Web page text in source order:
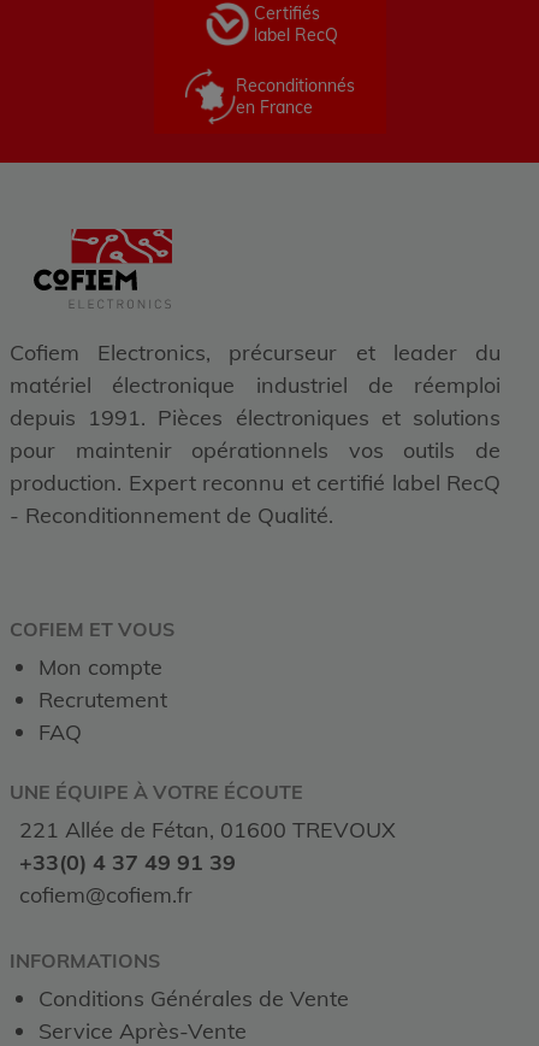
Certifiés
label RecQ
Reconditionnés
en France
Cofiem Electronics, précurseur et leader du
matériel électronique industriel de réemploi
depuis 1991. Pièces électroniques et solutions
pour maintenir opérationnels vos outils de
production. Expert reconnu et certifié label RecQ
- Reconditionnement de Qualité.
COFIEM ET VOUS
Mon compte
Recrutement
FAQ
UNE ÉQUIPE À VOTRE ÉCOUTE
221 Allée de Fétan, 01600 TREVOUX
+33(0) 4 37 49 91 39
cofiem@cofiem.fr
INFORMATIONS
Conditions Générales de Vente
Service Après-Vente